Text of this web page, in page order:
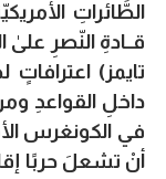
الطَّائراتِ
قــادةِ النّصرِ
تايمز)
داخلِ القواعدِ
في الكونغرس
أنْ تشعلَ حربًا